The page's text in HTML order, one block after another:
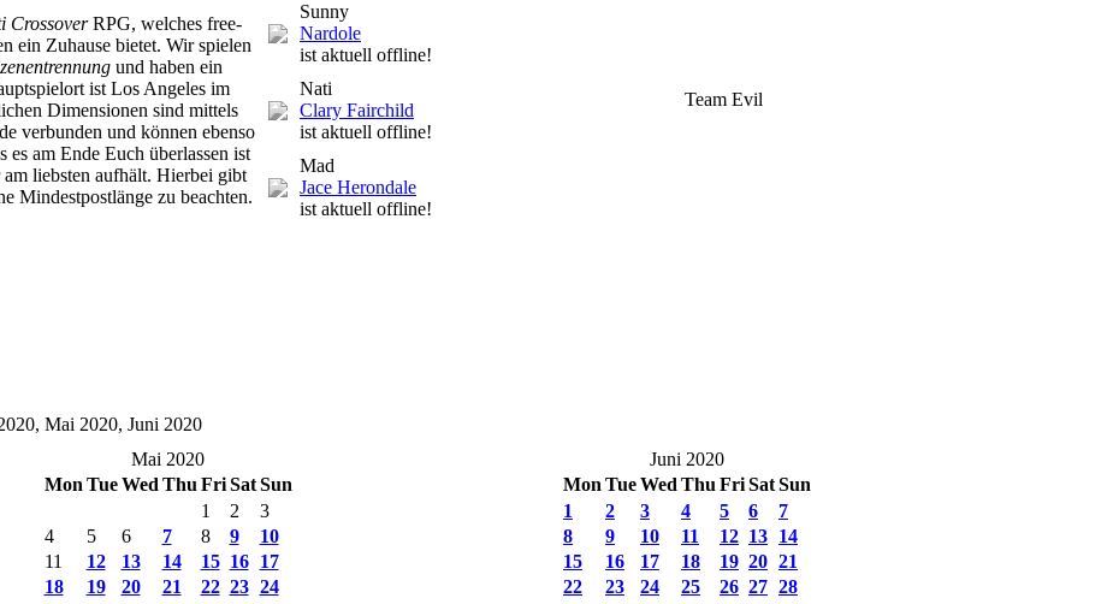
CrossoverRPG, welches free-
ein Zuhause bietet. Wir spielen
und haben ein
ist Los Angeles im
Dimensionen sind mittels
verbunden und können ebenso
es am Ende Euch überlassen ist
liebsten aufhält. Hierbei gibt
Mindestpostlänge zu beachten.
Sunny
Nardole
ist aktuell offline!
Nati
Clary Fairchild
ist aktuell offline!
Mad
Jace Herondale
ist aktuell offline!
Team Evil
Mai 2020, Juni 2020
Mai 2020
Mon Tue Wed Thu Fri Sat Sun
1
2
3
4
5 6 7 8 9
10
11
12 13 14 15 16
17
18
19 20 21 22 23 24
Juni 2020
Mon TueWed Thu FriSatSun
1
2 3 4 5 6
7
8
9 10 11 12 13 14
15
16 17 18 19 20 21
22
23 24 25 26 27 28